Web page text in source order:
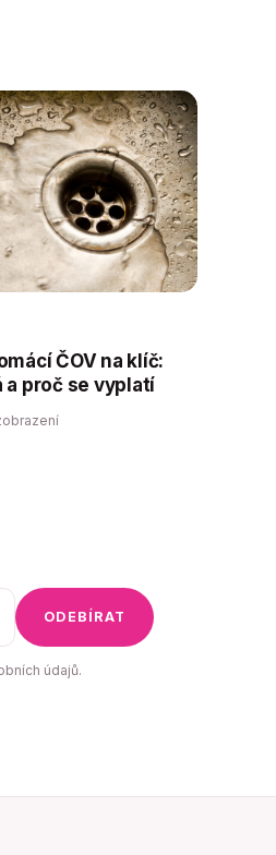
ČOV na klíč:
a proč se vyplatí
ODEBÍRAT
údajů.